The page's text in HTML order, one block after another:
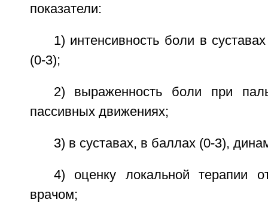
показатели:
1) интенсивность боли в
(0-3);
2) выраженность боли при
пассивных движениях;
3) в суставах, в баллах (0-3),
4) оценку локальной терапии
врачом;